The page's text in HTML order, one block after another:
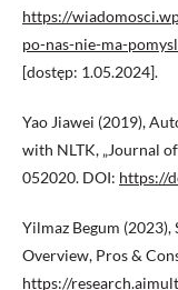
https://
po-nas-nie-ma-
[dostęp: 1.05.2024].
Yao Jiawei (2019),
with NLTK, „Journal
052020. DOI: https://
Yilmaz Begum
Overview, Pros &
https://